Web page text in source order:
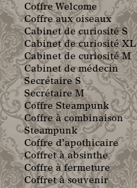
Coffre Welcome
Coffre aux oiseaux
Cabinet de curiosité S
Cabinet de curiosité XL
Cabinet de curiosité M
Cabinet de médecin
Secrétaire S
Secrétaire M
Coffre Steampunk
Coffre à combinaison
Steampunk
Coffre d’apothicaire
Coffret à absinthe
Coffre à fermeture
Coffret à souvenir